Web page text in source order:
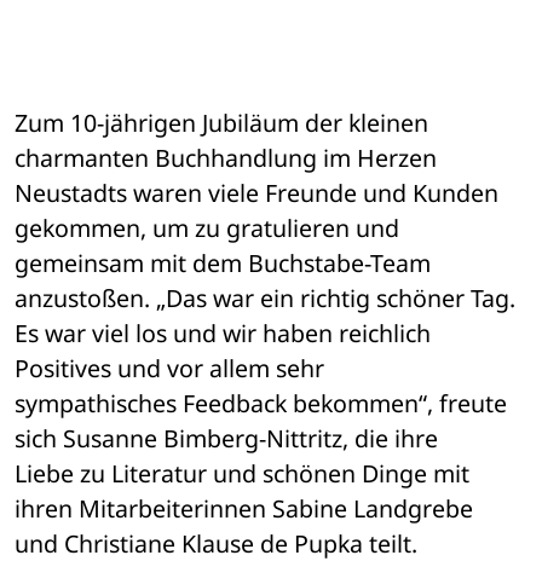
Zum 10-jährigen Jubiläum der kleinen
charmanten Buchhandlung im Herzen
Neustadts waren viele Freunde und Kunden
gekommen, um zu gratulieren und
gemeinsam mit dem Buchstabe-Team
anzustoßen. „Das war ein richtig schöner Tag.
Es war viel los und wir haben reichlich
Positives und vor allem sehr
sympathisches Feedback bekommen“, freute
sich Susanne Bimberg-Nittritz, die ihre
Liebe zu Literatur und schönen Dinge mit
ihren Mitarbeiterinnen Sabine Landgrebe
und Christiane Klause de Pupka teilt.